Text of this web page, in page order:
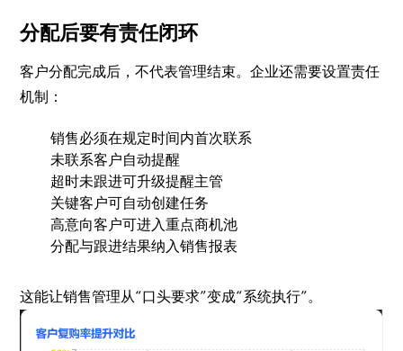
分配后要有责任闭环
客户分配完成后，不代表管理结束。企业还需要设置责任
机制：
销售必须在规定时间内首次联系
未联系客户自动提醒
超时未跟进可升级提醒主管
关键客户可自动创建任务
高意向客户可进入重点商机池
分配与跟进结果纳入销售报表
这能让销售管理从“口头要求”变成“系统执行”。